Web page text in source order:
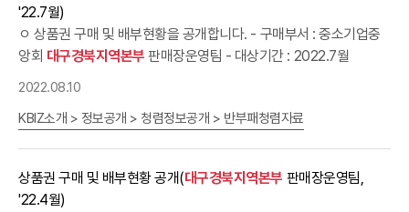
'22.7월)
ㅇ 상품권 구매 및 배부현황을 공개합니다. - 구매부서 : 중소기업중
앙회 대구경북지역본부 판매장운영팀 - 대상기간 : 2022.7월
2022.08.10
KBIZ소개 > 정보공개 > 청렴정보공개 > 반부패청렴자료
상품권 구매 및 배부현황 공개(대구경북지역본부 판매장운영팀,
'22.4월)